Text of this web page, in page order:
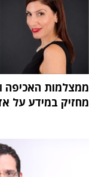
ממצלמות האכיפה
מחזיק במידע על